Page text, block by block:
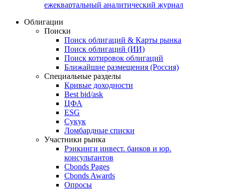
ежеквартальный аналитический журнал
Облигации
Поиски
Поиск облигаций & Карты рынка
Поиск облигаций (ИИ)
Поиск котировок облигаций
Ближайшие размещения (Россия)
Специальные разделы
Кривые доходности
Best bid/ask
ЦФА
ESG
Сукук
Ломбардные списки
Участники рынка
Рэнкинги инвест. банков и юр.
консультантов
Cbonds Pages
Cbonds Awards
Опросы